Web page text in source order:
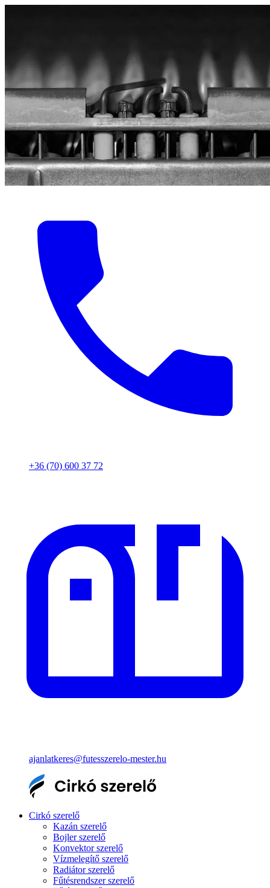
+36 (70) 600 37 72
ajanlatkeres@futesszerelo-mester.hu
Cirkó szerelő
Kazán szerelő
Bojler szerelő
Konvektor szerelő
Vízmelegítő szerelő
Radiátor szerelő
Fűtésrendszer szerelő